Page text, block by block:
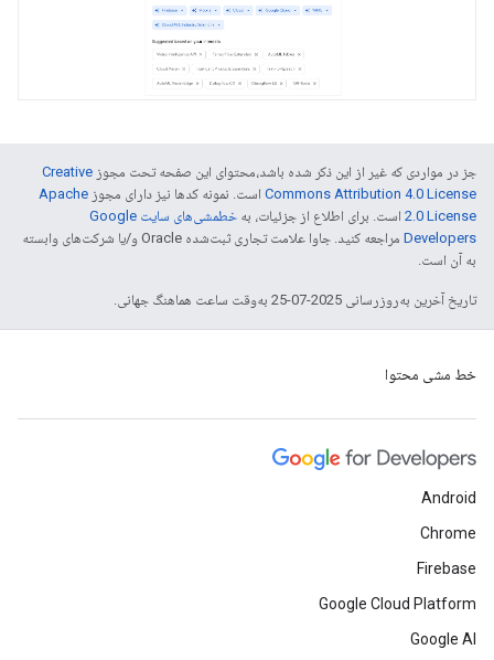
جز در مواردی که غیر از این ذکر شده باشد،‌محتوای این صفحه تحت مجوز Creative
Commons Attribution 4.0 License است. نمونه کدها نیز دارای مجوز Apache
2.0 License است. برای اطلاع از جزئیات، به
خطمشی‌های سایت Google
Developers‏
مراجعه کنید. جاوا علامت تجاری ثبت‌شده Oracle و/یا شرکت‌های وابسته
به آن است.
تاریخ آخرین به‌روزرسانی 2025-07-25 به‌وقت ساعت هماهنگ جهانی.
خط مشی محتوا
Android
Chrome
Firebase
Google Cloud Platform
Google AI